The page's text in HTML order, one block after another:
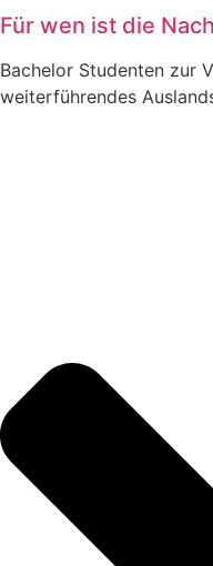
Für wen ist die
Bachelor Studenten zur
weiterführendes